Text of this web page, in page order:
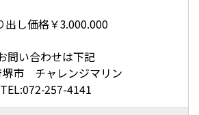
出し価格￥3.000.000
問い合わせは下記
堺市 チャレンジマリン
TEL:072-257-4141